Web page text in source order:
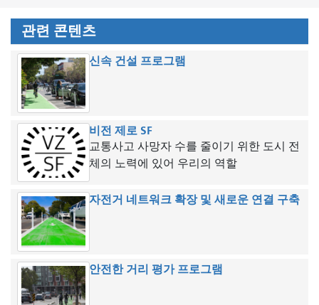
하
관련 콘텐츠
신속 건설 프로그램
비전 제로 SF
교통사고 사망자 수를 줄이기 위한 도시 전
체의 노력에 있어 우리의 역할
자전거 네트워크 확장 및 새로운 연결 구축
안전한 거리 평가 프로그램